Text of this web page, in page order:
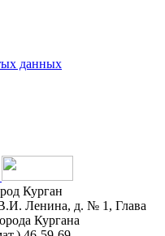
данных
Курган
Ленина, д. № 1, Глава
Кургана